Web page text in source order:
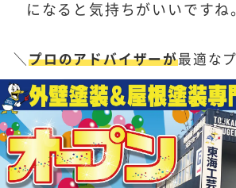
になると気持ちがいいですね
＼プロのアドバイザーが最適な
無料見積りは